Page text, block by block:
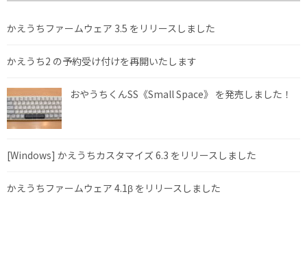
かえうちファームウェア 3.5 をリリースしました
かえうち2 の予約受け付けを再開いたします
おやうちくんSS《Small Space》 を発売しました！
[Windows] かえうちカスタマイズ 6.3 をリリースしました
かえうちファームウェア 4.1β をリリースしました